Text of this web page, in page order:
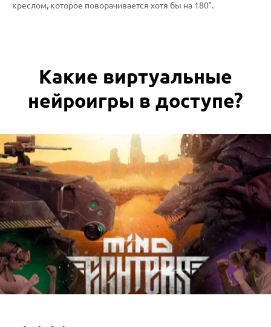
креслом, которое поворачивается хотя бы на 180°.
Какие виртуальные
нейроигры в доступе?